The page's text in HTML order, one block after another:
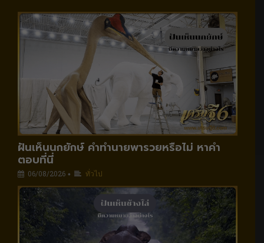
ฝันเห็นนกยักษ์ คำทำนายพารวยหรือไม่ หาคำ
ตอบที่นี่
06/08/2026 • ทั่วไป